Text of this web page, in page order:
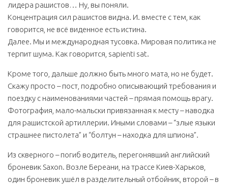
лидера рашистов… Ну, вы поняли.
Концентрация сил рашистов видна. И. вместе с тем, как
говорится, не всё виденное есть истина.
Далее. Мы и международная тусовка. Мировая политика не
терпит шума. Как говорится, sapienti sat.
Кроме того, дальше должно быть много мата, но не будет.
Скажу просто – пост, подробно описывающий требования и
поездку с наименованиями частей – прямая помощь врагу.
Фотография, мало-мальски привязанная к месту – наводка
для рашистской артиллерии. Иными словами – “злые языки
страшнее пистолета” и “болтун – находка для шпиона”.
Из скверного – погиб водитель, перегонявший английский
броневик Saxon. Возле Береани, на трассе Киев-Харьков,
один броневик ушёл в разделительный отбойник, второй – в